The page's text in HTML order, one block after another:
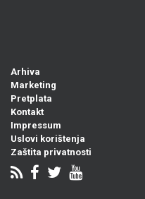
Arhiva
Marketing
Pretplata
Kontakt
Impressum
Uslovi korištenja
Zaštita privatnosti